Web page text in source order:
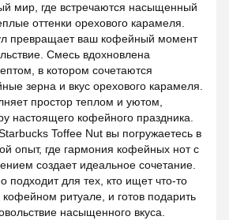
мир, где встречаются насыщенный
оттенки орехового карамеля.
превращает ваш кофейный момент
Смесь вдохновлена
в котором сочетаются
зерна и вкус орехового карамеля.
простор теплом и уютом,
настоящего кофейного праздника.
Toffee Nut вы погружаетесь в
опыт, где гармония кофейных нот с
создает идеальное сочетание.
подходит для тех, кто ищет что-то
ритуале, и готов подарить
насыщенного вкуса.